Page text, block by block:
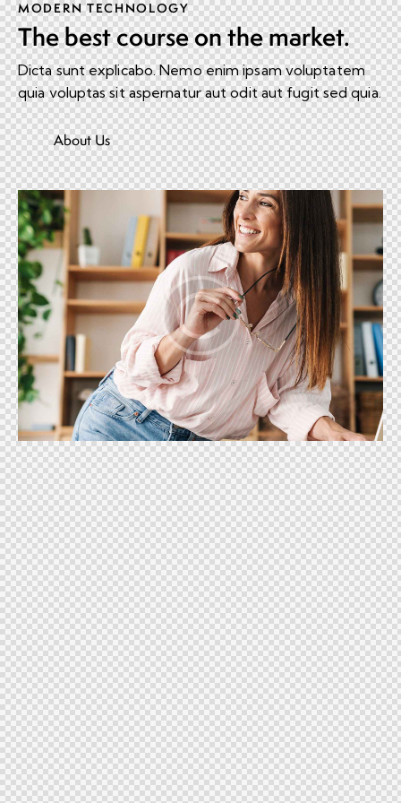
MODERN TECHNOLOGY
The best course on the market.
Dicta sunt explicabo. Nemo enim ipsam voluptatem
quia voluptas sit aspernatur aut odit aut fugit sed quia.
About Us